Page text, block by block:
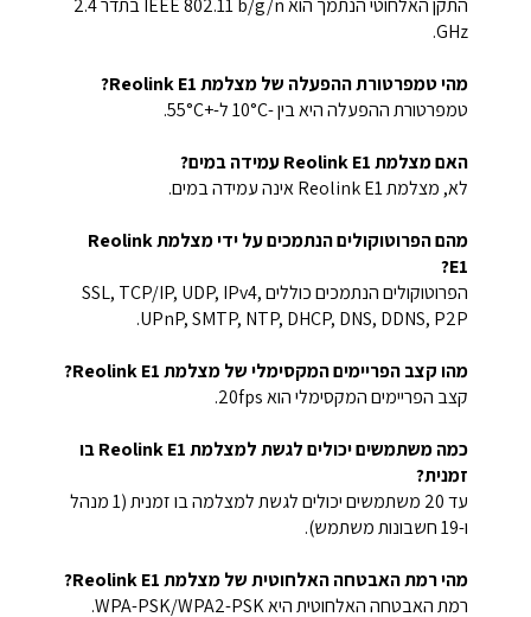
GHz.
מהי טמפרטורת ההפעלה של מצלמת Reolink E1?
טמפרטורת ההפעלה היא בין -10°C ל-+55°C.
האם מצלמת Reolink E1 עמידה במים?
לא, מצלמת Reolink E1 אינה עמידה במים.
מהם הפרוטוקולים הנתמכים על ידי מצלמת Reolink
E1?
הפרוטוקולים הנתמכים כוללים SSL, TCP/IP, UDP, IPv4,
UPnP, SMTP, NTP, DHCP, DNS, DDNS, P2P.
מהו קצב הפריימים המקסימלי של מצלמת Reolink E1?
קצב הפריימים המקסימלי הוא 20fps.
כמה משתמשים יכולים לגשת למצלמת Reolink E1 בו
זמנית?
עד 20 משתמשים יכולים לגשת למצלמה בו זמנית (1 מנהל
ו-19 חשבונות משתמש).
מהי רמת האבטחה האלחוטית של מצלמת Reolink E1?
רמת האבטחה האלחוטית היא WPA-PSK/WPA2-PSK.